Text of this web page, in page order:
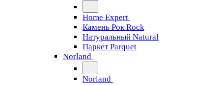
Home Expert
Камень Рок Rock
Натуральный Natural
Паркет Parquet
Norland
Norland